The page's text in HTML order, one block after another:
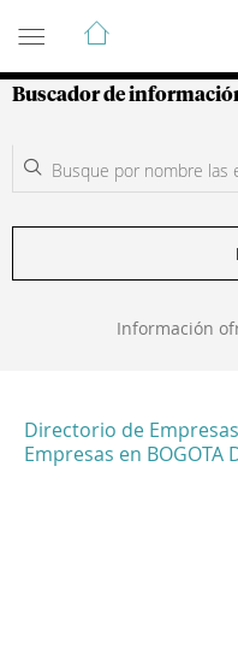
Guía de
Buscador de
Información
Directorio de Empresas
Empresas en BOGOTA